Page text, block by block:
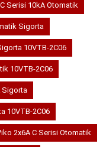
Serisi 10kA Otomatik
Sigorta
10VTB-2C06
10VTB-2C06
Sigorta
10VTB-2C06
2x6A C Serisi Otomatik